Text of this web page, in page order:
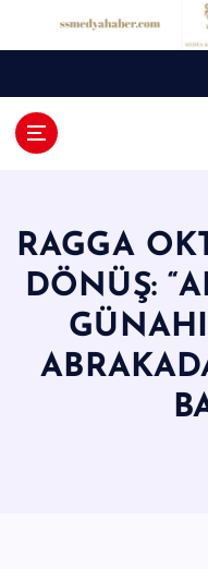
RAGGA
DÖNÜŞ: